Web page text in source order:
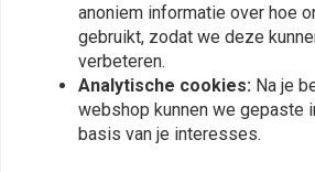
CULT-WERK
anoniem informatie over hoe
gebruikt, zodat we deze
verbeteren.
Analytische cookies: Na je
webshop kunnen we gepaste
basis van je interesses.